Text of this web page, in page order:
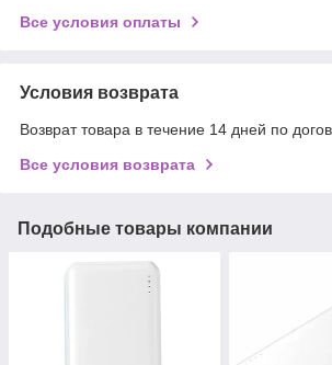
Все условия оплаты
Условия возврата
Возврат товара в течение 14 дней по
Все условия возврата
Подобные товары компании